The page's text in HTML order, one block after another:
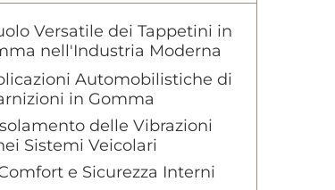
Versatile dei Tappetini in
nell'Industria Moderna
Automobilistiche di
in Gomma
delle Vibrazioni
Sistemi Veicolari
e Sicurezza Interni